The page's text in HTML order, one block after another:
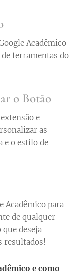
Acadêmico
ferramentas do
o Botão
e
as
e o estilo de
Acadêmico para
de qualquer
que deseja
resultados!
e como